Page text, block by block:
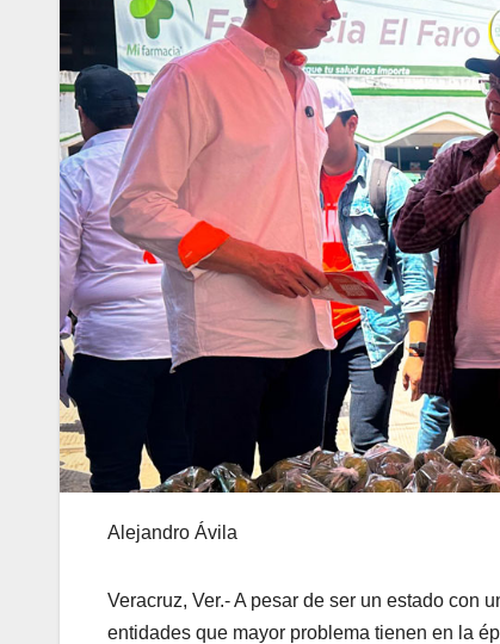
Alejandro Ávila
Veracruz, Ver.- A pesar de ser un estado con
entidades que mayor problema tienen en la